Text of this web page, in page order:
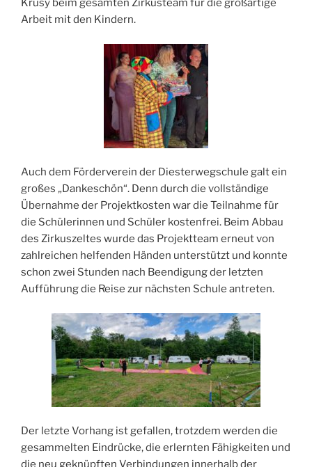
Krusy beim gesamten Zirkusteam für die großartige
Arbeit mit den Kindern.
Auch dem Förderverein der Diesterwegschule galt ein
großes „Dankeschön“. Denn durch die vollständige
Übernahme der Projektkosten war die Teilnahme für
die Schülerinnen und Schüler kostenfrei. Beim Abbau
des Zirkuszeltes wurde das Projektteam erneut von
zahlreichen helfenden Händen unterstützt und konnte
schon zwei Stunden nach Beendigung der letzten
Aufführung die Reise zur nächsten Schule antreten.
Der letzte Vorhang ist gefallen, trotzdem werden die
gesammelten Eindrücke, die erlernten Fähigkeiten und
die neu geknüpften Verbindungen innerhalb der